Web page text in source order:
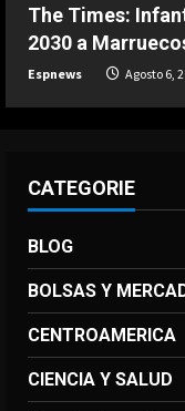
The Times:
2030 a
Espnews Agosto 6,
CATEGORIE
BLOG
BOLSAS Y
CENTROAMERICA
CIENCIA Y SALUD